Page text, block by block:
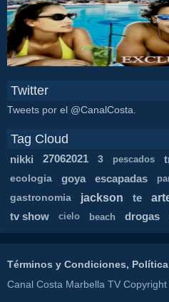
Twitter
Tweets por el @CanalCosta.
Tag Cloud
nikki 27062021 3 pescados
ecologia goya escapadas
gastronomia jackson te
tv show
cielo beach drogas
Términos y Condiciones,
Canal Costa Marbella TV